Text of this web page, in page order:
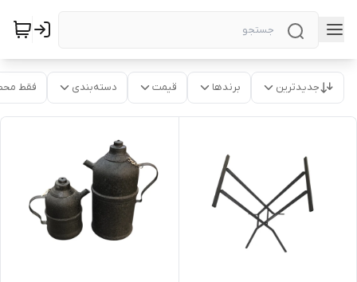
جدیدترین برندها قیمت دسته‌بندی فقط